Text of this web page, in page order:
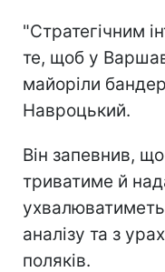
"Стратегічним
те, щоб у
майоріли
Навроцький.
Він запевнив,
триватиме й
аналізу та з
поляків.